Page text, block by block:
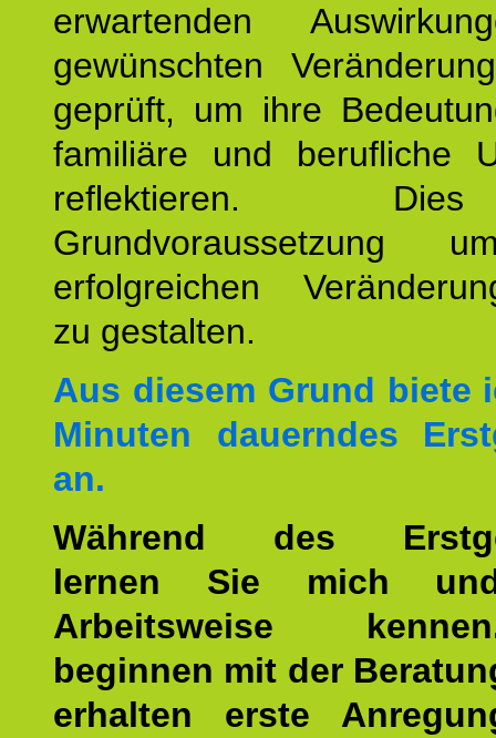
erwartenden
gewünschten
geprüft, um ihre
familiäre und berufliche
reflektieren.
Grundvoraussetzung
erfolgreichen
zu gestalten.
Aus diesem Grund biete
Minuten dauerndes
an.
Während des
lernen Sie mich
Arbeitsweise
beginnen mit der
erhalten erste